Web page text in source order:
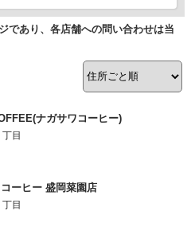
であり、各店舗への問い合わせは当
ナガサワコーヒー)
目
ーヒー 盛岡菜園店
目